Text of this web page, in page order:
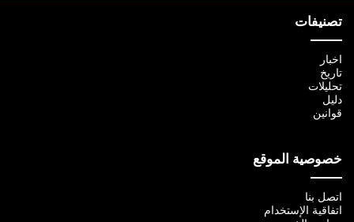
تصنيفات
اخبار
تاريخ
تحليلات
دليل
قوانين
خصوصية الموقع
اتصل بنا
اتفاقية الإستخدام